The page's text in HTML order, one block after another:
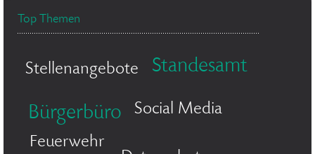
Top Themen
Stellenangebote Standesamt
Bürgerbüro
Social Media
Feuerwehr